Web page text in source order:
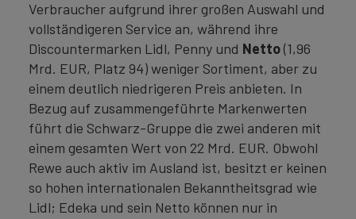
Verbraucher aufgrund ihrer großen Auswahl und
vollständigeren Service an, während ihre
Discountermarken Lidl, Penny und Netto(1,96
Mrd. EUR, Platz 94) weniger Sortiment, aber zu
einem deutlich niedrigeren Preis anbieten. In
Bezug auf zusammengeführte Markenwerten
führt die Schwarz-Gruppe die zwei anderen mit
einem gesamten Wert von 22 Mrd. EUR. Obwohl
Rewe auch aktiv im Ausland ist, besitzt er keinen
so hohen internationalen Bekanntheitsgrad wie
Lidl; Edeka und sein Netto können nur in